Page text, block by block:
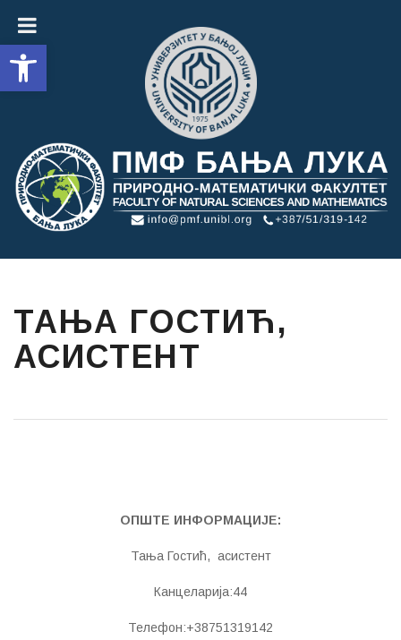
Open toolbar
ТАЊА ГОСТИЋ,
АСИСТЕНТ
ОПШТЕ ИНФОРМАЦИЈЕ:
Тања Гостић, асистент
Канцеларија:44
Телефон:+38751319142